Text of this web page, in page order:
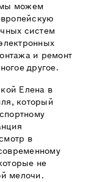
мы можем
систем
и ремонт
другое.
Елена в
который
в
не
мелочи.